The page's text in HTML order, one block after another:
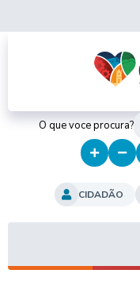
O que voce procura?
CIDADÃO